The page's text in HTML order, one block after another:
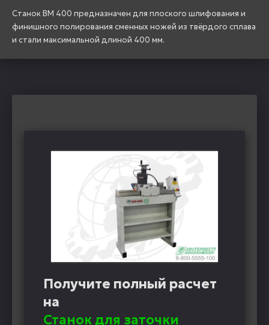
Станок BM 400 предназначен для плоского шлифования и
финишного полирования сменных ножей из твёрдого сплава
и стали максимальной длиной 400 мм.
Получите полный расчет
на
Станок для заточки